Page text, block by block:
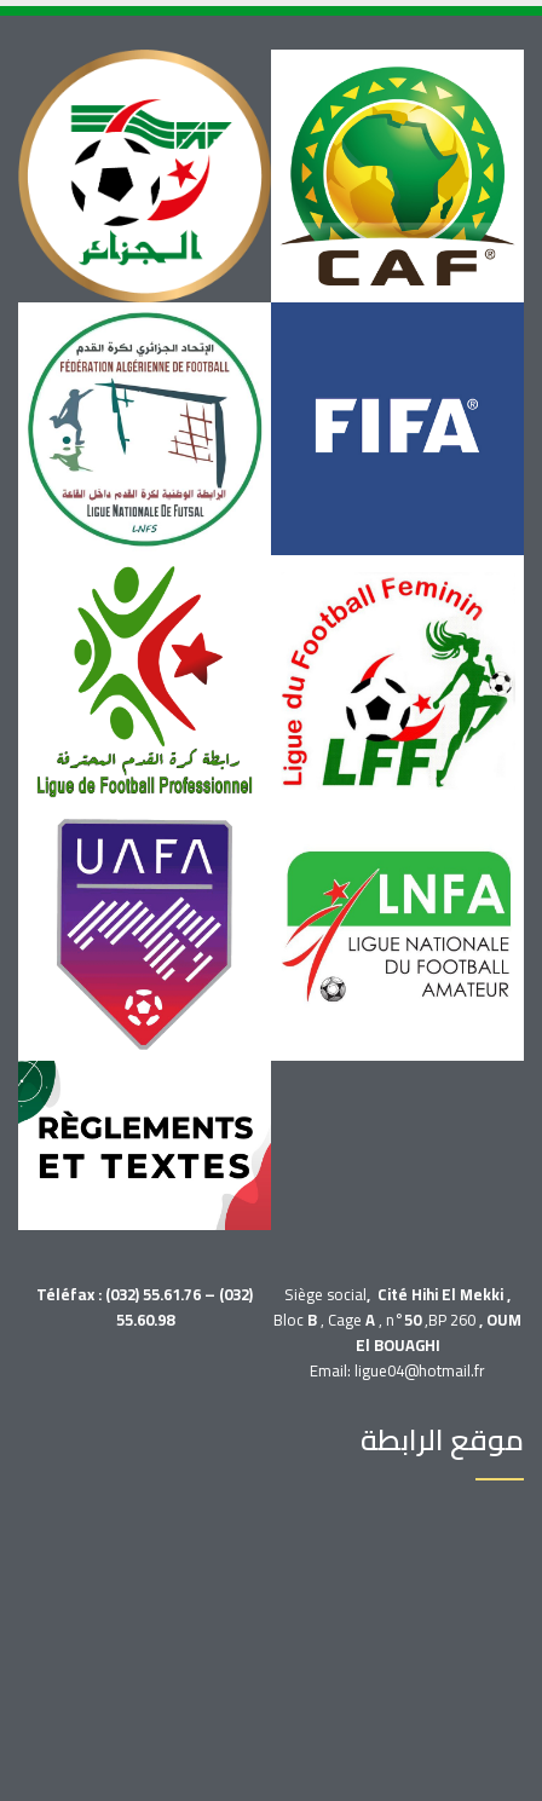
Siège social, Cité Hihi El Mekki ,
BlocB, CageA, n°50,BP 260, OUM
El BOUAGHI
Téléfax : (032) 55.61.76 – (032)
55.60.98
Email: ligue04@hotmail.fr
موقع الرابطة